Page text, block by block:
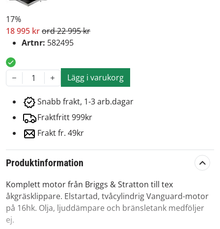
17%
18 995 krord 22 995 kr
Artnr: 582495
1 Lägg i varukorg
Snabb frakt, 1-3 arb.dagar
Fraktfritt 999kr
Frakt fr. 49kr
Produktinformation
Komplett motor från Briggs & Stratton till tex
åkgräsklippare. Elstartad, tvåcylindrig Vanguard-motor
på 16hk. Olja, ljuddämpare och bränsletank medföljer
ej.